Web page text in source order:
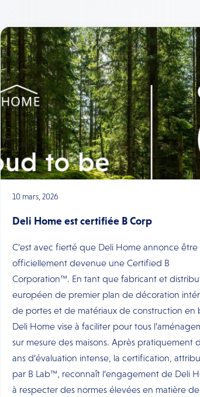
10 mars, 2026
Deli Home est certifiée B Corp
C’est avec fierté que Deli Home annonce être
officiellement devenue une Certified B
Corporation™. En tant que fabricant et
européen de premier plan de décoration
de portes et de matériaux de construction en
Deli Home vise à faciliter pour tous
sur mesure des maisons. Après pratiquement
ans d’évaluation intense, la certification,
par B Lab™, reconnaît l’engagement de Deli
à respecter des normes élevées en matière de